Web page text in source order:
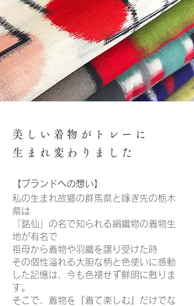
美しい着物がトレーに
生まれ変わりました
【ブランド への想い】
私の生まれ故郷の群馬県と嫁ぎ先の栃木
県は
「銘仙」の名で知られる絹織物の着物生
地が有名で
祖母から着物や羽織を譲り受けた時
その個性溢れる大胆な柄と色使いに感動
した記憶は、今も色褪せず鮮明に甦りま
す。
そこで、着物を『着て楽しむ』だけでな